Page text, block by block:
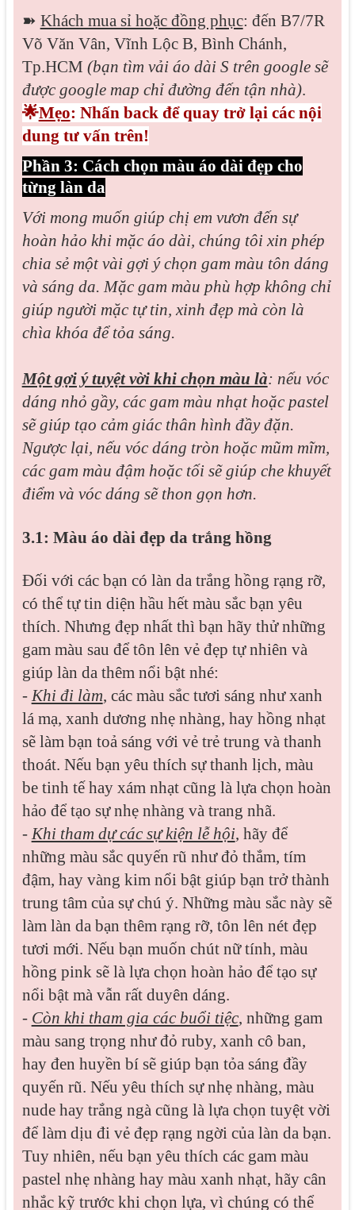
➽ Khách mua sỉ hoặc đồng phục: đến B7/7R
Võ Văn Vân, Vĩnh Lộc B, Bình Chánh,
Tp.HCM (bạn tìm vải áo dài S trên google sẽ
được google map chỉ đường đến tận nhà).
🌟Mẹo: Nhấn back để quay trở lại các nội
dung tư vấn trên!
Phần 3: Cách chọn màu áo dài đẹp cho
từng làn da
Với mong muốn giúp chị em vươn đến sự
hoàn hảo khi mặc áo dài, chúng tôi xin phép
chia sẻ một vài gợi ý chọn gam màu tôn dáng
và sáng da. Mặc gam màu phù hợp không chỉ
giúp người mặc tự tin, xinh đẹp mà còn là
chìa khóa để tỏa sáng.
Một gợi ý tuyệt vời khi chọn màu là: nếu vóc
dáng nhỏ gầy, các gam màu nhạt hoặc pastel
sẽ giúp tạo cảm giác thân hình đầy đặn.
Ngược lại, nếu vóc dáng tròn hoặc mũm mĩm,
các gam màu đậm hoặc tối sẽ giúp che khuyết
điểm và vóc dáng sẽ thon gọn hơn.
3.1: Màu áo dài đẹp da trắng hồng
Đối với các bạn có làn da trắng hồng rạng rỡ,
có thể tự tin diện hầu hết màu sắc bạn yêu
thích. Nhưng đẹp nhất thì bạn hãy thử những
gam màu sau để tôn lên vẻ đẹp tự nhiên và
giúp làn da thêm nổi bật nhé:
- Khi đi làm, các màu sắc tươi sáng như xanh
lá mạ, xanh dương nhẹ nhàng, hay hồng nhạt
sẽ làm bạn toả sáng với vẻ trẻ trung và thanh
thoát. Nếu bạn yêu thích sự thanh lịch, màu
be tinh tế hay xám nhạt cũng là lựa chọn hoàn
hảo để tạo sự nhẹ nhàng và trang nhã.
- Khi tham dự các sự kiện lễ hội, hãy để
những màu sắc quyến rũ như đỏ thắm, tím
đậm, hay vàng kim nổi bật giúp bạn trở thành
trung tâm của sự chú ý. Những màu sắc này sẽ
làm làn da bạn thêm rạng rỡ, tôn lên nét đẹp
tươi mới. Nếu bạn muốn chút nữ tính, màu
hồng pink sẽ là lựa chọn hoàn hảo để tạo sự
nổi bật mà vẫn rất duyên dáng.
- Còn khi tham gia các buổi tiệc, những gam
màu sang trọng như đỏ ruby, xanh cô ban,
hay đen huyền bí sẽ giúp bạn tỏa sáng đầy
quyến rũ. Nếu yêu thích sự nhẹ nhàng, màu
nude hay trắng ngà cũng là lựa chọn tuyệt vời
để làm dịu đi vẻ đẹp rạng ngời của làn da bạn.
Tuy nhiên, nếu bạn yêu thích các gam màu
pastel nhẹ nhàng hay màu xanh nhạt, hãy cân
nhắc kỹ trước khi chọn lựa, vì chúng có thể